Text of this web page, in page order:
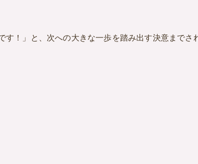
！」と、次への大きな一歩を踏み出す決意までさ